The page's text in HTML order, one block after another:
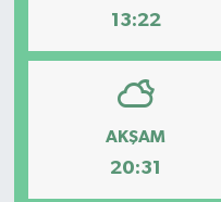
13:22
AKŞAM
20:31